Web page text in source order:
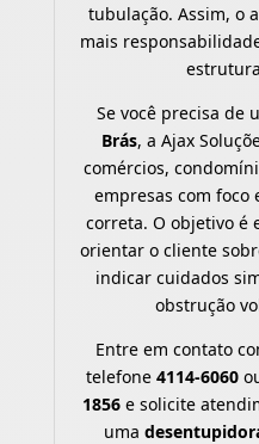
tubulação. Assim, o
mais
Se você precisa de
Brás, a Ajax
comércios,
empresas com foco
correta. O objetivo é
orientar o cliente
indicar cuidados
obstrução
Entre em contato
telefone 4114-6060
1856e solicite
uma